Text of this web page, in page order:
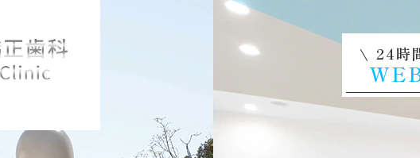
24時